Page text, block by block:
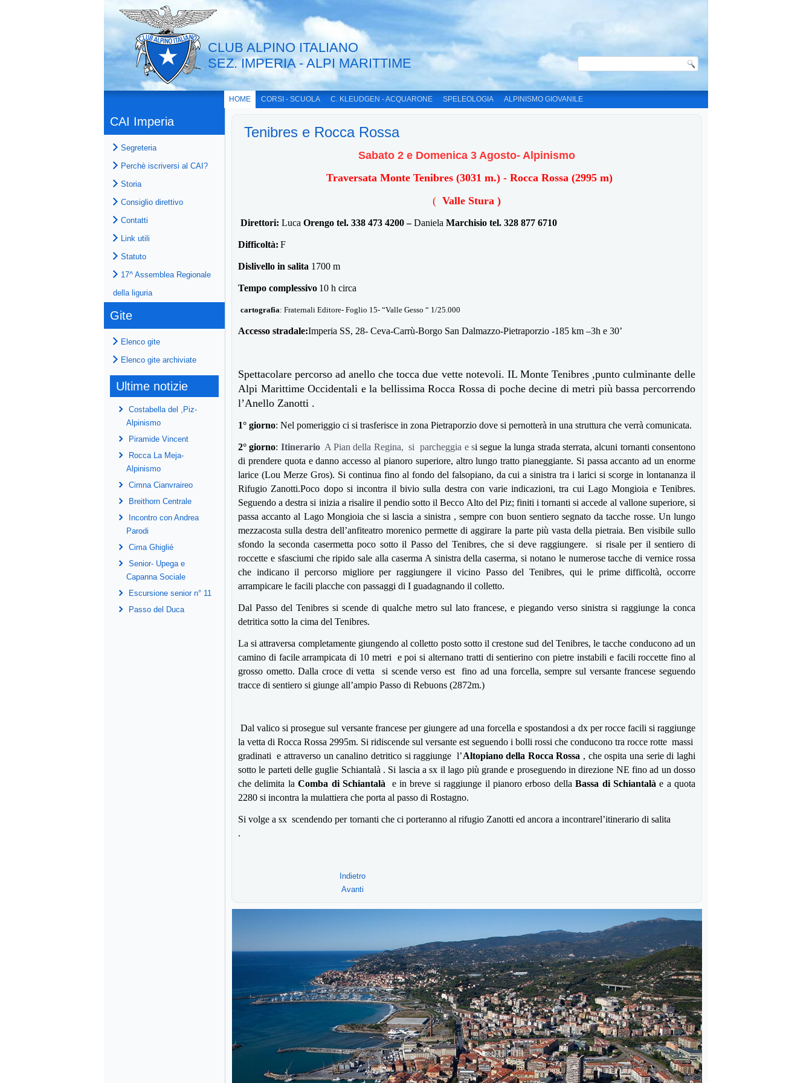
CLUB ALPINO ITALIANO
SEZ. IMPERIA - ALPI MARITTIME
HOME CORSI - SCUOLA C. KLEUDGEN - ACQUARONE SPELEOLOGIA ALPINISMO GIOVANILE
CAI Imperia
Segreteria
Perchè iscriversi al CAI?
Storia
Consiglio direttivo
Contatti
Link utili
Statuto
17^ Assemblea Regionale
della liguria
Gite
Elenco gite
Elenco gite archiviate
Ultime notizie
Costabella del ,Piz-
Alpinismo
Piramide Vincent
Rocca La Meja-
Alpinismo
Cimna Cianvraireo
Breithorn Centrale
Incontro con Andrea
Parodi
Cima Ghiglié
Senior- Upega e
Capanna Sociale
Escursione senior n° 11
Passo del Duca
Tenibres e Rocca Rossa
Sabato 2 e Domenica 3 Agosto- Alpinismo
Traversata Monte Tenibres (3031 m.) - Rocca Rossa (2995 m)
( Valle Stura )
Direttori: Luca Orengo tel. 338 473 4200–Daniela Marchisio tel. 328 877 6710
Difficoltà: F
Dislivello in salita 1700 m
Tempo complessivo 10 h circa
cartografia: Fraternali Editore- Foglio 15- “Valle Gesso “ 1/25.000
Accesso stradale:Imperia SS, 28- Ceva-Carrù-Borgo San Dalmazzo-Pietraporzio -185 km –3h e 30’
Spettacolare percorso ad anello che tocca due vette notevoli. IL Monte Tenibres ,punto culminante delle
Alpi Marittime Occidentali e la bellissima Rocca Rossa di poche decine di metri più bassa percorrendo
l’Anello Zanotti .
1° giorno: Nel pomeriggio ci si trasferisce in zona Pietraporzio dove si pernotterà in una struttura che verrà comunicata.
2° giorno: Itinerario A Pian della Regina, si parcheggia e si segue la lunga strada sterrata, alcuni tornanti consentono
di prendere quota e danno accesso al pianoro superiore, altro lungo tratto pianeggiante. Si passa accanto ad un enorme
larice (Lou Merze Gros). Si continua fino al fondo del falsopiano, da cui a sinistra tra i larici si scorge in lontananza il
Rifugio Zanotti.Poco dopo si incontra il bivio sulla destra con varie indicazioni, tra cui Lago Mongioia e Tenibres.
Seguendo a destra si inizia a risalire il pendio sotto il Becco Alto del Piz; finiti i tornanti si accede al vallone superiore, si
passa accanto al Lago Mongioia che si lascia a sinistra , sempre con buon sentiero segnato da tacche rosse. Un lungo
mezzacosta sulla destra dell’anfiteatro morenico permette di aggirare la parte più vasta della pietraia. Ben visibile sullo
sfondo la seconda casermetta poco sotto il Passo del Tenibres, che si deve raggiungere. si risale per il sentiero di
roccette e sfasciumi che ripido sale alla caserma A sinistra della caserma, si notano le numerose tacche di vernice rossa
che indicano il percorso migliore per raggiungere il vicino Passo del Tenibres, qui le prime difficoltà, occorre
arrampicare le facili placche con passaggi di I guadagnando il colletto.
Dal Passo del Tenibres si scende di qualche metro sul lato francese, e piegando verso sinistra si raggiunge la conca
detritica sotto la cima del Tenibres.
La si attraversa completamente giungendo al colletto posto sotto il crestone sud del Tenibres, le tacche conducono ad un
camino di facile arrampicata di 10 metri e poi si alternano tratti di sentierino con pietre instabili e facili roccette fino al
grosso ometto. Dalla croce di vetta si scende verso est fino ad una forcella, sempre sul versante francese seguendo
tracce di sentiero si giunge all’ampio Passo di Rebuons (2872m.)
Dal valico si prosegue sul versante francese per giungere ad una forcella e spostandosi a dx per rocce facili si raggiunge
la vetta di Rocca Rossa 2995m. Si ridiscende sul versante est seguendo i bolli rossi che conducono tra rocce rotte massi
gradinati e attraverso un canalino detritico si raggiunge l’Altopiano della Rocca Rossa , che ospita una serie di laghi
sotto le parteti delle guglie Schiantalà . Si lascia a sx il lago più grande e proseguendo in direzione NE fino ad un dosso
che delimita laComba di Schiantalà e in breve si raggiunge il pianoro erboso dellaBassa di Schiantalàe a quota
2280 si incontra la mulattiera che porta al passo di Rostagno.
Si volge a sx scendendo per tornanti che ci porteranno al rifugio Zanotti ed ancora a incontrarel’itinerario di salita
.
Indietro
Avanti